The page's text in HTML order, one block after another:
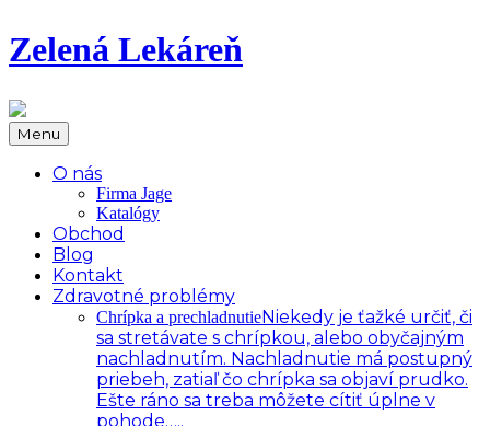
Zelená Lekáreň
Menu
O nás
Firma Jage
Katalógy
Obchod
Blog
Kontakt
Zdravotné problémy
Chrípka a prechladnutieNiekedy je ťažké určiť, či
sa stretávate s chrípkou, alebo obyčajným
nachladnutím. Nachladnutie má postupný
priebeh, zatiaľ čo chrípka sa objaví prudko.
Ešte ráno sa treba môžete cítiť úplne v
pohode…..